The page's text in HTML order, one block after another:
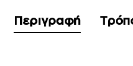
Περιγραφή